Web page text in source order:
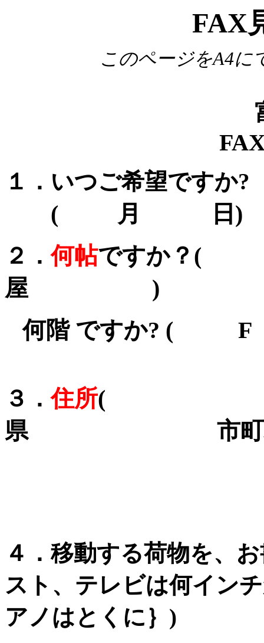
FAX
このページをA4に
富
１．いつご希望ですか?
( 月 日)
２．何帖です
屋 )
何階 ですか? ( F
３．住所( 都
県 市
４．移動する荷物を、
スト、テレビは何イン
アノはとくに｝)